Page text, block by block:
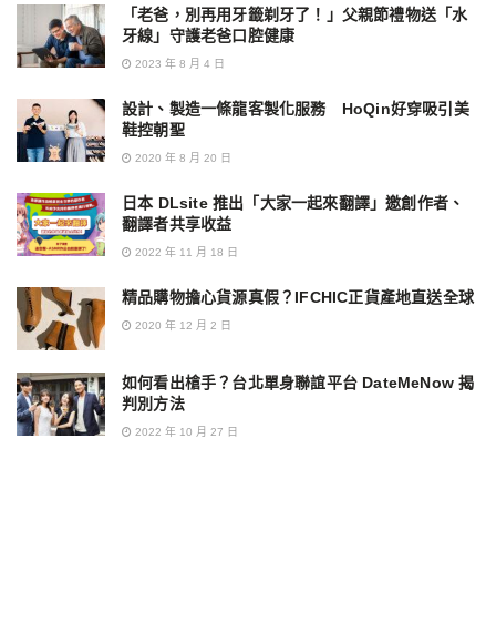
「老爸，別再用牙籤剃牙了！」父親節禮物送「水
牙線」守護老爸口腔健康
2023 年 8 月 4 日
設計、製造一條龍客製化服務 HoQin好穿吸引美
鞋控朝聖
2020 年 8 月 20 日
日本 DLsite 推出「大家一起來翻譯」邀創作者、
翻譯者共享收益
2022 年 11 月 18 日
精品購物擔心貨源真假？IFCHIC正貨產地直送全球
2020 年 12 月 2 日
如何看出槍手？台北單身聯誼平台 DateMeNow 揭
判別方法
2022 年 10 月 27 日